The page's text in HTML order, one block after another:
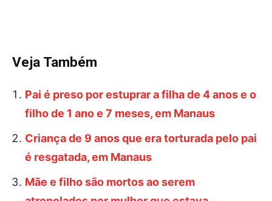
Veja Também
Pai é preso por estuprar a filha de 4 anos e o
filho de 1 ano e 7 meses, em Manaus
Criança de 9 anos que era torturada pelo pai
é resgatada, em Manaus
Mãe e filho são mortos ao serem